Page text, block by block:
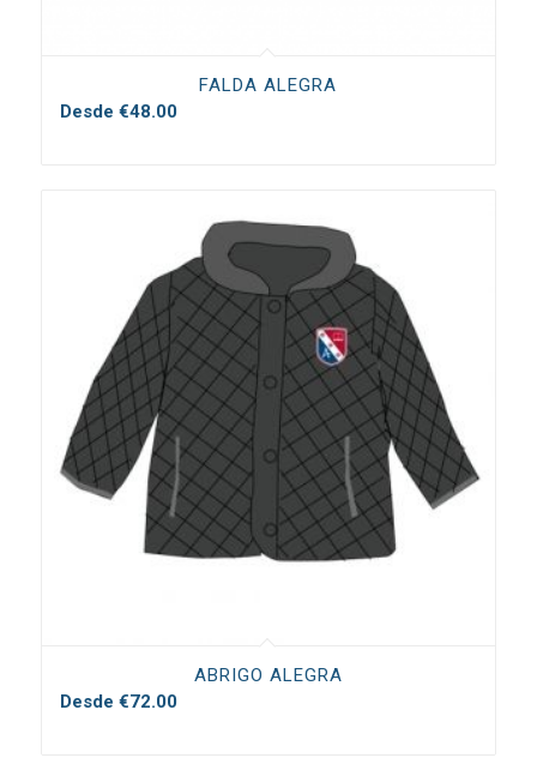
FALDA ALEGRA
Desde €48.00
ABRIGO ALEGRA
Desde €72.00